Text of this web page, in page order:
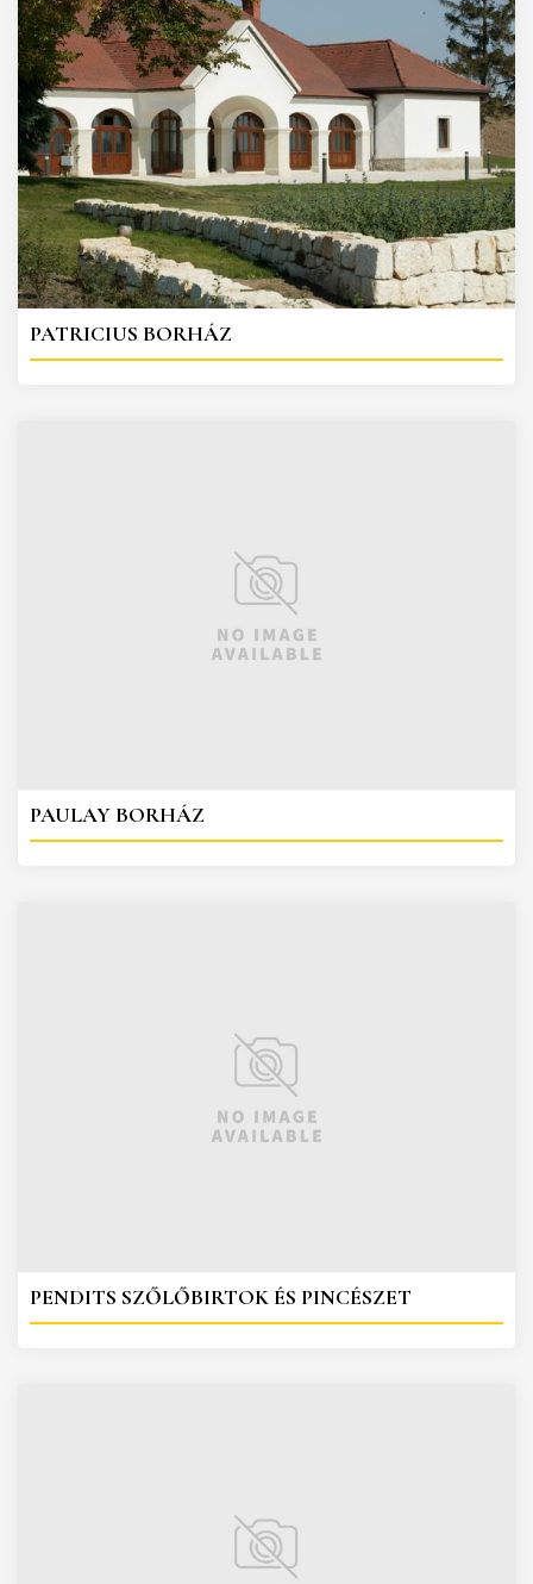
PATRICIUS BORHÁZ
PAULAY BORHÁZ
PENDITS SZŐLŐBIRTOK ÉS PINCÉSZET